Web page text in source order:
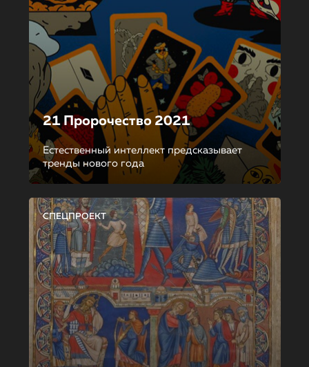
21 Пророчество 2021
Естественный интеллект предсказывает
тренды нового года
СПЕЦПРОЕКТ